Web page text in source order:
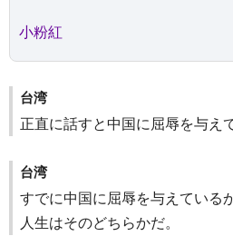
小粉紅
台湾
正直に話すと中国に屈辱を与え
台湾
すでに中国に屈辱を与えている
人生はそのどちらかだ。